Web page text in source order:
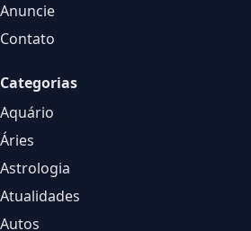
Anuncie
Contato
Categorias
Aquário
Áries
Astrologia
Atualidades
Autos